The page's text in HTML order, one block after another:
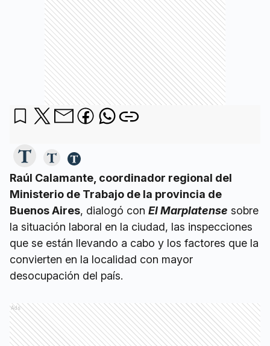
Raúl Calamante, coordinador regional del
Ministerio de Trabajo de la provincia de
Buenos Aires, dialogó con El Marplatense sobre
la situación laboral en la ciudad, las inspecciones
que se están llevando a cabo y los factores que la
convierten en la localidad con mayor
desocupación del país.
Ads